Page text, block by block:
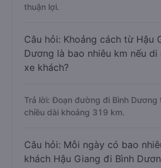
thuận lợi.
Câu hỏi: Khoảng cách từ Hậu
Dương là bao nhiêu km nếu di
xe khách?
Trả lời: Đoạn đường đi Bình Dương
chiều dài khoảng 319 km.
Câu hỏi: Mỗi ngày có bao
khách Hậu Giang đi Bình